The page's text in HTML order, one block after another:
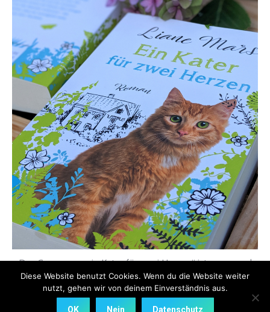
Das Cover von „ein Kater für zwei Herzen“ ist vorne und
hinten zu sehen
Diese Website benutzt Cookies. Wenn du die Website weiter
nutzt, gehen wir von deinem Einverständnis aus.
OK Nein Datenschutz